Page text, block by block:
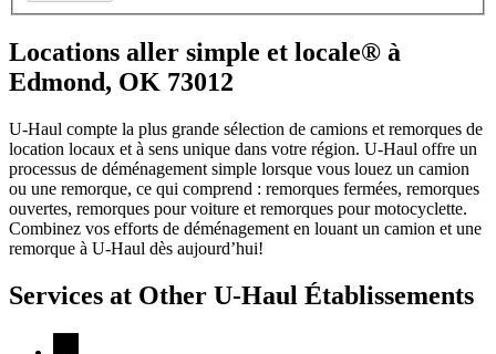
Locations aller simple et locale® à
Edmond, OK 73012
U-Haul compte la plus grande sélection de camions et remorques de
location locaux et à sens unique dans votre région. U-Haul offre un
processus de déménagement simple lorsque vous louez un camion
ou une remorque, ce qui comprend : remorques fermées, remorques
ouvertes, remorques pour voiture et remorques pour motocyclette.
Combinez vos efforts de déménagement en louant un camion et une
remorque à U-Haul dès aujourd’hui!
Services at Other U-Haul Établissements